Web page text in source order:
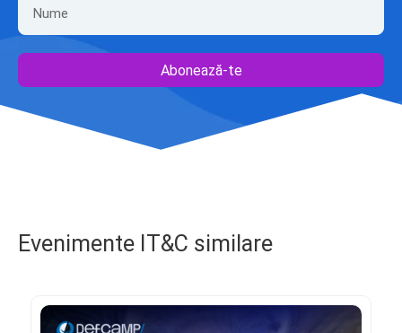
Abonează-te
Evenimente IT&C similare